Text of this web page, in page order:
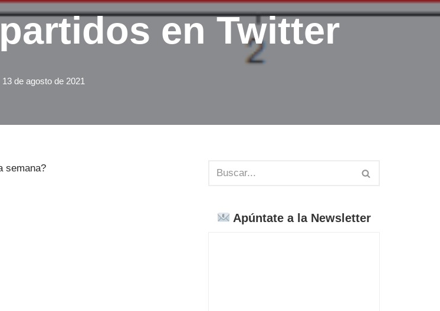
en Twitter
13 de agosto de 2021
semana?
Apúntate a la Newsletter